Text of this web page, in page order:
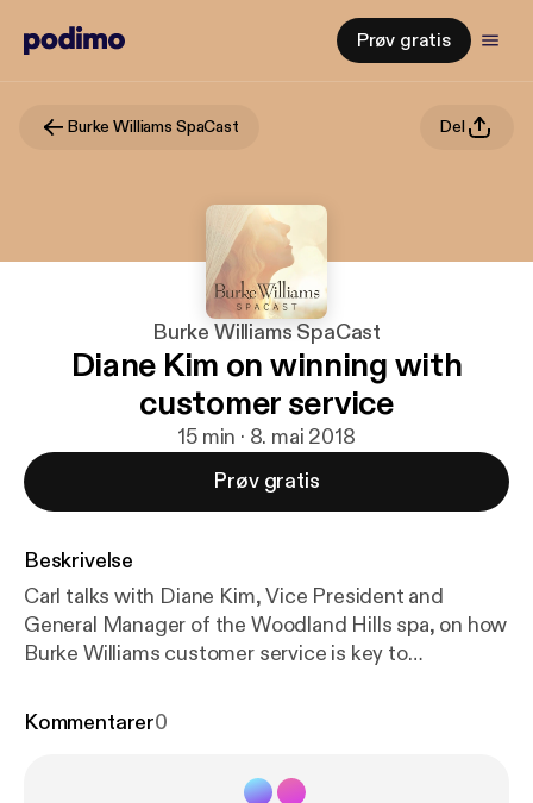
Prøv gratis
Burke Williams SpaCast Del
Burke Williams SpaCast
Diane Kim on winning with
customer service
15 min · 8. mai 2018
Prøv gratis
Beskrivelse
Carl talks with Diane Kim, Vice President and
General Manager of the Woodland Hills spa, on how
Burke Williams customer service is key to
Kommentarer0